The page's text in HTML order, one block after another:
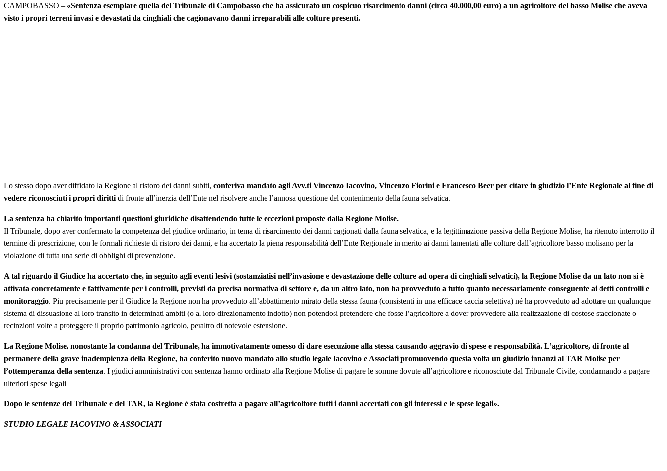
CAMPOBASSO – «Sentenza esemplare quella del Tribunale di Campobasso che ha assicurato un cospicuo risarcimento danni (circa 40.000,00 euro) a un agricoltore del basso Molise che aveva
visto i propri terreni invasi e devastati da cinghiali che cagionavano danni irreparabili alle colture presenti.
Lo stesso dopo aver diffidato la Regione al ristoro dei danni subiti, conferiva mandato agli Avv.ti Vincenzo Iacovino, Vincenzo Fiorini e Francesco Beer per citare in giudizio l’Ente Regionale al fine di
vedere riconosciuti i propri diritti di fronte all’inerzia dell’Ente nel risolvere anche l’annosa questione del contenimento della fauna selvatica.
La sentenza ha chiarito importanti questioni giuridiche disattendendo tutte le eccezioni proposte dalla Regione Molise.
Il Tribunale, dopo aver confermato la competenza del giudice ordinario, in tema di risarcimento dei danni cagionati dalla fauna selvatica, e la legittimazione passiva della Regione Molise, ha ritenuto interrotto il
termine di prescrizione, con le formali richieste di ristoro dei danni, e ha accertato la piena responsabilità dell’Ente Regionale in merito ai danni lamentati alle colture dall’agricoltore basso molisano per la
violazione di tutta una serie di obblighi di prevenzione.
A tal riguardo il Giudice ha accertato che, in seguito agli eventi lesivi (sostanziatisi nell’invasione e devastazione delle colture ad opera di cinghiali selvatici), la Regione Molise da un lato non si è
attivata concretamente e fattivamente per i controlli, previsti da precisa normativa di settore e, da un altro lato, non ha provveduto a tutto quanto necessariamente conseguente ai detti controlli e
monitoraggio. Piu precisamente per il Giudice la Regione non ha provveduto all’abbattimento mirato della stessa fauna (consistenti in una efficace caccia selettiva) né ha provveduto ad adottare un qualunque
sistema di dissuasione al loro transito in determinati ambiti (o al loro direzionamento indotto) non potendosi pretendere che fosse l’agricoltore a dover provvedere alla realizzazione di costose staccionate o
recinzioni volte a proteggere il proprio patrimonio agricolo, peraltro di notevole estensione.
La Regione Molise, nonostante la condanna del Tribunale, ha immotivatamente omesso di dare esecuzione alla stessa causando aggravio di spese e responsabilità. L’agricoltore, di fronte al
permanere della grave inadempienza della Regione, ha conferito nuovo mandato allo studio legale Iacovino e Associati promuovendo questa volta un giudizio innanzi al TAR Molise per
l’ottemperanza della sentenza. I giudici amministrativi con sentenza hanno ordinato alla Regione Molise di pagare le somme dovute all’agricoltore e riconosciute dal Tribunale Civile, condannando a pagare
ulteriori spese legali.
Dopo le sentenze del Tribunale e del TAR, la Regione è stata costretta a pagare all’agricoltore tutti i danni accertati con gli interessi e le spese legali».
STUDIO LEGALE IACOVINO & ASSOCIATI